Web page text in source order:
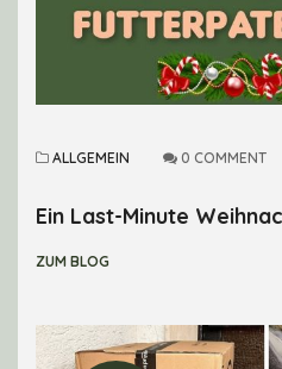
ALLGEMEIN 0 COMMENT
Ein Last-Minute
ZUM BLOG